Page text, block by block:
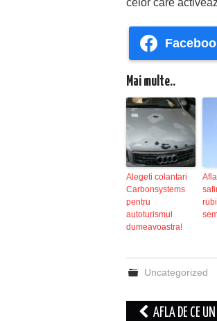
celor care
Mai multe..
Alegeti colantari
Carbonsystems
pentru
autoturismul
dumeavoastra!
Uncategorized
Post AFLA DE CE